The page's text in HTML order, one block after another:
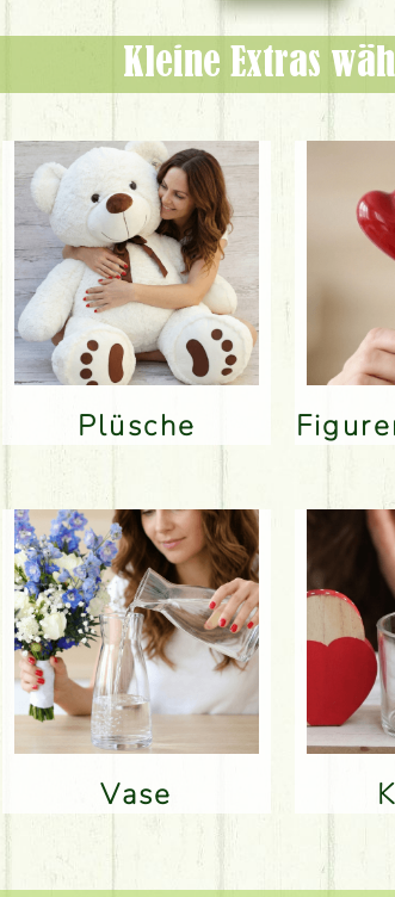
Kleine Extras
Plüsche
Vase